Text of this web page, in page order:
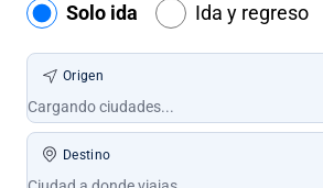
Solo ida Ida y regreso
Origen
Destino